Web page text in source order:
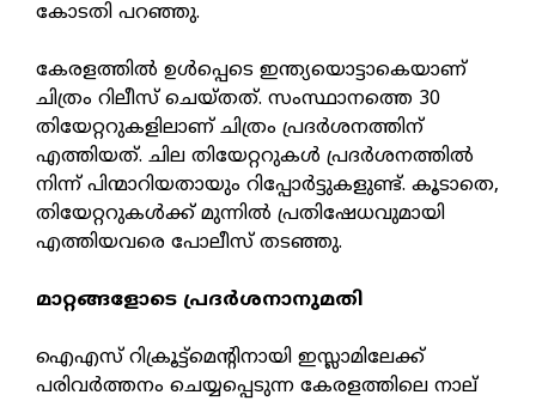
കോടതി പറഞ്ഞു.
കേരളത്തില്‍ ഉള്‍പ്പെടെ ഇന്ത്യയൊട്ടാകെയാണ്
ചിത്രം റിലീസ് ചെയ്തത്. സംസ്ഥാനത്തെ 30
തിയേറ്ററുകളിലാണ് ചിത്രം പ്രദര്‍ശനത്തിന്
എത്തിയത്. ചില തിയേറ്ററുകള്‍ പ്രദര്‍ശനത്തില്‍
നിന്ന് പിന്മാറിയതായും റിപ്പോര്‍ട്ടുകളുണ്ട്. കൂടാതെ,
തിയേറ്ററുകള്‍ക്ക് മുന്നില്‍ പ്രതിഷേധവുമായി
എത്തിയവരെ പോലീസ് തടഞ്ഞു.
മാറ്റങ്ങളോടെ പ്രദര്‍ശനാനുമതി
ഐഎസ് റിക്രൂട്ട്‌മെന്റിനായി ഇസ്ലാമിലേക്ക്
പരിവര്‍ത്തനം ചെയ്യപ്പെടുന്ന കേരളത്തിലെ നാല്